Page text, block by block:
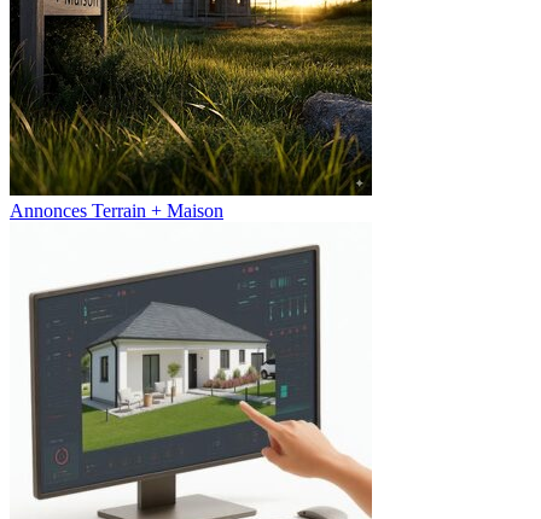
Annonces Terrain + Maison